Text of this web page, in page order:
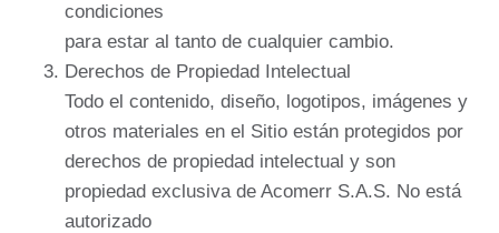
condiciones
para estar al tanto de cualquier cambio.
Derechos de Propiedad Intelectual
Todo el contenido, diseño, logotipos, imágenes y
otros materiales en el Sitio están protegidos por
derechos de propiedad intelectual y son
propiedad exclusiva de Acomerr S.A.S. No está
autorizado